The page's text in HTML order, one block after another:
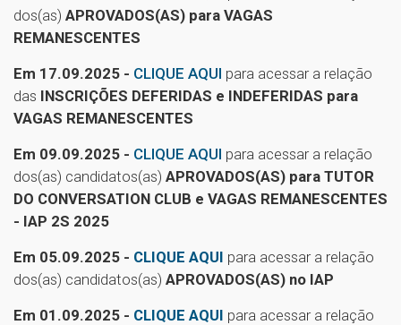
dos(as) APROVADOS(AS) para VAGAS
REMANESCENTES
Em 17.09.2025 - CLIQUE AQUI para acessar a relação
das INSCRIÇÕES DEFERIDAS e INDEFERIDAS para
VAGAS REMANESCENTES
Em 09.09.2025 - CLIQUE AQUI para acessar a relação
dos(as) candidatos(as) APROVADOS(AS) para TUTOR
DO CONVERSATION CLUB e VAGAS REMANESCENTES
- IAP 2S 2025
Em 05.09.2025 - CLIQUE AQUI para acessar a relação
dos(as) candidatos(as) APROVADOS(AS) no IAP
Em 01.09.2025 - CLIQUE AQUI para acessar a relação